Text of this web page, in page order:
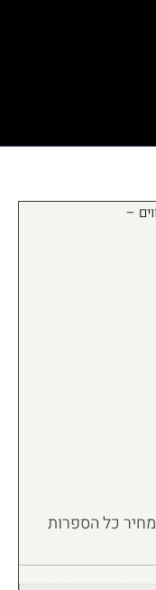
–
15 ש”ח. מחיר כל הספרות